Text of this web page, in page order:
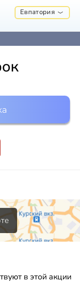
Евпатория
в этой акции